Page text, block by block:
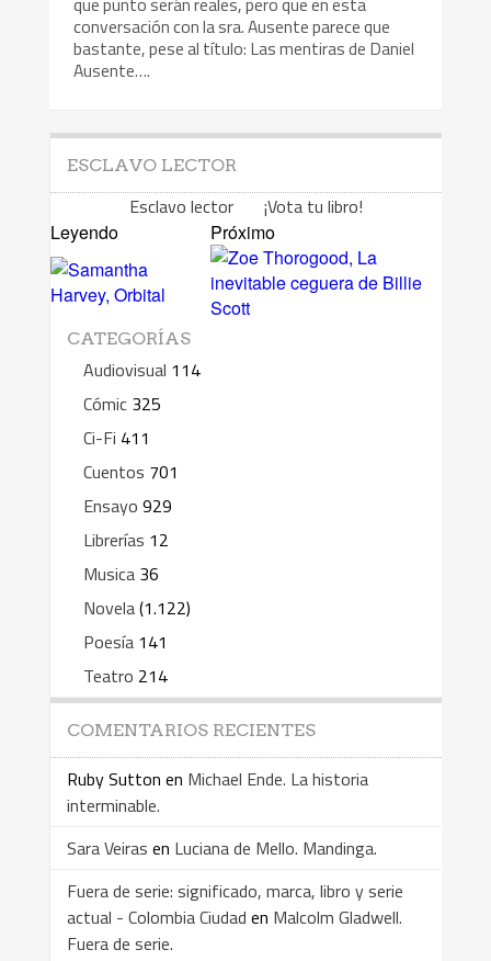
conversación con la sra. Ausente parece que
bastante, pese al título: Las mentiras de Daniel
Ausente….
ESCLAVO LECTOR
Esclavo lector ¡Vota tu libro!
Leyendo Próximo
CATEGORÍAS
Audiovisual 114
Cómic 325
Ci-Fi 411
Cuentos 701
Ensayo 929
Librerías 12
Musica 36
Novela(1.122)
Poesía 141
Teatro 214
COMENTARIOS RECIENTES
Ruby Sutton en Michael Ende. La historia
interminable.
Sara Veiras en Luciana de Mello. Mandinga.
Fuera de serie: significado, marca, libro y serie
actual - Colombia Ciudad en Malcolm Gladwell.
Fuera de serie.